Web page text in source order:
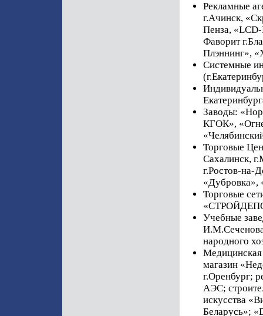
Рекламные
г.Ачинск,
Пенза,
Фаворит
Плэннинг»,
Системные
Заводы:
КГОК»,
Торговые
Сахалинск,
г.Ростов-на-
«Дубровка»,
Торговые
Учебные
народного
магазин
г.Оренбург;
АЭС;
искусства
Беларусь»;